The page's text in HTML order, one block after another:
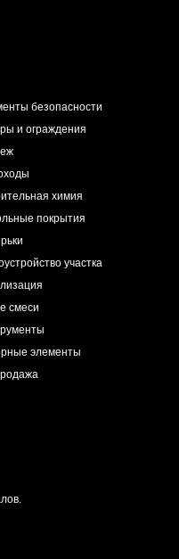
безопасности
и ограждения
химия
покрытия
участка
смеси
элементы